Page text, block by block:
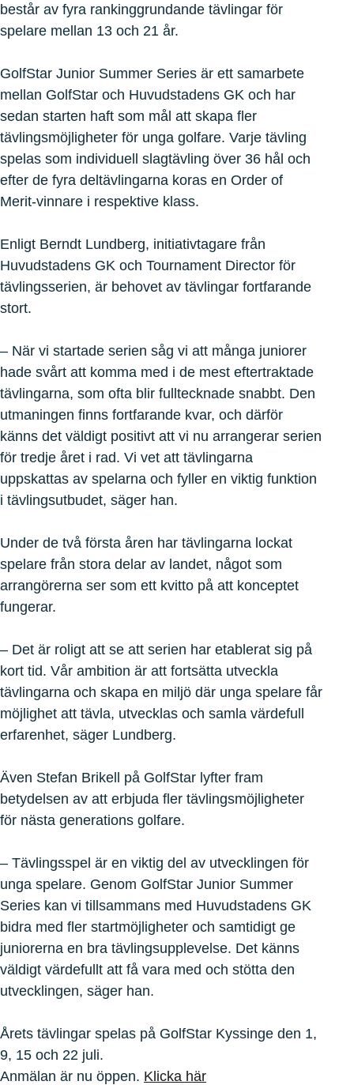
består av fyra rankinggrundande tävlingar för
spelare mellan 13 och 21 år.
GolfStar Junior Summer Series är ett samarbete
mellan GolfStar och Huvudstadens GK och har
sedan starten haft som mål att skapa fler
tävlingsmöjligheter för unga golfare. Varje tävling
spelas som individuell slagtävling över 36 hål och
efter de fyra deltävlingarna koras en Order of
Merit-vinnare i respektive klass.
Enligt Berndt Lundberg, initiativtagare från
Huvudstadens GK och Tournament Director för
tävlingsserien, är behovet av tävlingar fortfarande
stort.
– När vi startade serien såg vi att många juniorer
hade svårt att komma med i de mest eftertraktade
tävlingarna, som ofta blir fulltecknade snabbt. Den
utmaningen finns fortfarande kvar, och därför
känns det väldigt positivt att vi nu arrangerar serien
för tredje året i rad. Vi vet att tävlingarna
uppskattas av spelarna och fyller en viktig funktion
i tävlingsutbudet, säger han.
Under de två första åren har tävlingarna lockat
spelare från stora delar av landet, något som
arrangörerna ser som ett kvitto på att konceptet
fungerar.
– Det är roligt att se att serien har etablerat sig på
kort tid. Vår ambition är att fortsätta utveckla
tävlingarna och skapa en miljö där unga spelare får
möjlighet att tävla, utvecklas och samla värdefull
erfarenhet, säger Lundberg.
Även Stefan Brikell på GolfStar lyfter fram
betydelsen av att erbjuda fler tävlingsmöjligheter
för nästa generations golfare.
– Tävlingsspel är en viktig del av utvecklingen för
unga spelare. Genom GolfStar Junior Summer
Series kan vi tillsammans med Huvudstadens GK
bidra med fler startmöjligheter och samtidigt ge
juniorerna en bra tävlingsupplevelse. Det känns
väldigt värdefullt att få vara med och stötta den
utvecklingen, säger han.
Årets tävlingar spelas på GolfStar Kyssinge den 1,
9, 15 och 22 juli.
Anmälan är nu öppen. Klicka här